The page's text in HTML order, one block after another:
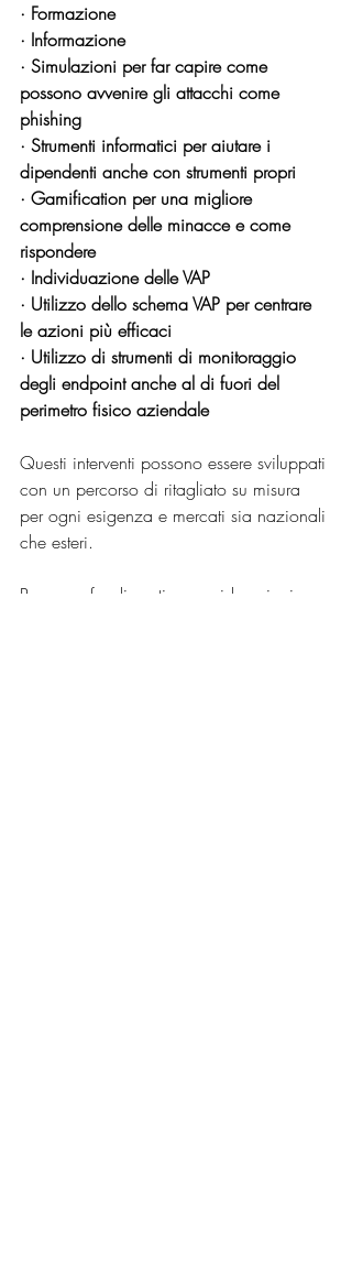
· Formazione
· Informazione
· Simulazioni per far capire come
possono avvenire gli attacchi come
phishing
· Strumenti informatici per aiutare i
dipendenti anche con strumenti propri
· Gamification per una migliore
comprensione delle minacce e come
rispondere
· Individuazione delle VAP
· Utilizzo dello schema VAP per centrare
le azioni più efficaci
· Utilizzo di strumenti di monitoraggio
degli endpoint anche al di fuori del
perimetro fisico aziendale
Questi interventi possono essere sviluppati
con un percorso di ritagliato su misura
per ogni esigenza e mercati sia nazionali
che esteri.
Per approfondimenti e considerazioni,